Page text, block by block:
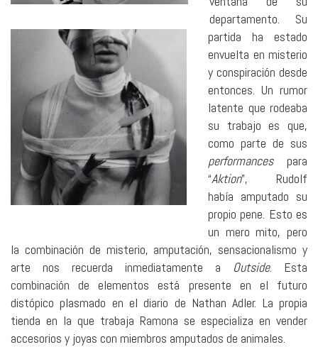
departamento. Su
partida ha estado
envuelta en misterio
y conspiración desde
entonces. Un rumor
latente que rodeaba
su trabajo es que,
como parte de sus
performancespara
“Aktion”, Rudolf
había amputado su
propio pene. Esto es
un mero mito, pero
la combinación de misterio, amputación, sensacionalismo y
arte nos recuerda inmediatamente a Outside. Esta
combinación de elementos está presente en el futuro
distópico plasmado en el diario de Nathan Adler. La propia
tienda en la que trabaja Ramona se especializa en vender
accesorios y joyas con miembros amputados de animales.